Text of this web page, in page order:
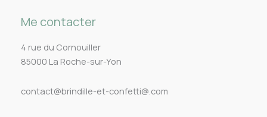
Me contacter
4 rue du Cornouiller
85000 La Roche-sur-Yon
contact@brindille-et-confetti@.com